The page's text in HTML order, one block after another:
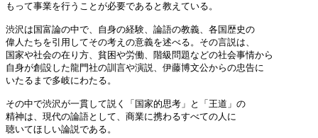
もって事業を行うことが必要であると教えている。
渋沢は国富論の中で、自身の経験、論語の教義、各国歴史の
偉人たちを引用してその考えの意義を述べる。その言説は、
国家や社会の在り方、貧困や労働、階級問題などの社会事情から
自身が創設した龍門社の訓言や演説、伊藤博文公からの忠告に
いたるまで多岐にわたる。
その中で渋沢が一貫して説く「国家的思考」と「王道」の
精神は、現代の論語として、商業に携わるすべての人に
聴いてほしい論説である。